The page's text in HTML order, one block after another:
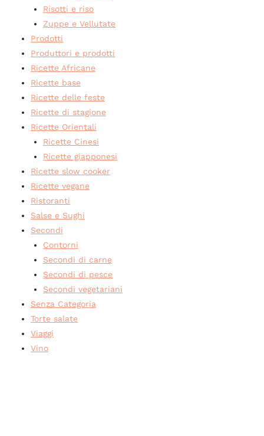
Risotti e riso
Zuppe e Vellutate
Prodotti
Produttori e prodotti
Ricette Africane
Ricette base
Ricette delle feste
Ricette di stagione
Ricette Orientali
Ricette Cinesi
Ricette giapponesi
Ricette slow cooker
Ricette vegane
Ristoranti
Salse e Sughi
Secondi
Contorni
Secondi di carne
Secondi di pesce
Secondi vegetariani
Senza Categoria
Torte salate
Viaggi
Vino